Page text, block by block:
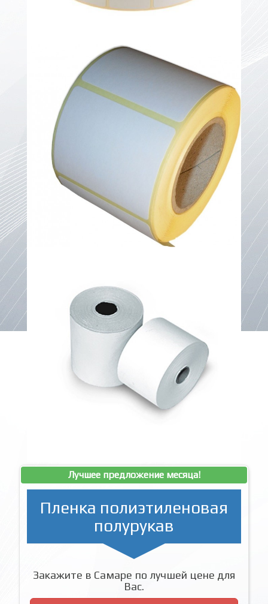
Лучшее предложение месяца!
Пленка полиэтиленовая
полурукав
Закажите в Самаре по лучшей цене для
Вас.